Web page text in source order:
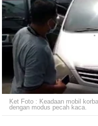
Ket Foto : Keadaan mobil
dengan modus pecah kaca.